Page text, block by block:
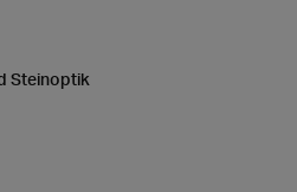
Steinoptik